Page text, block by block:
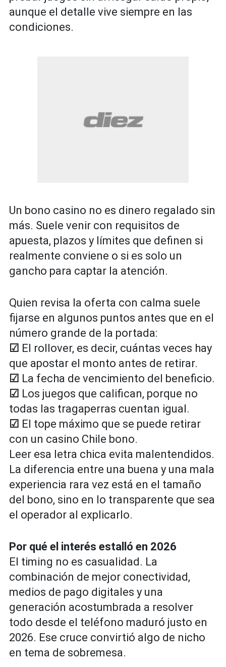
aunque el detalle vive siempre en las
condiciones.
Un bono casino no es dinero regalado sin
más. Suele venir con requisitos de
apuesta, plazos y límites que definen si
realmente conviene o si es solo un
gancho para captar la atención.
Quien revisa la oferta con calma suele
fijarse en algunos puntos antes que en el
número grande de la portada:
☑ El rollover, es decir, cuántas veces hay
que apostar el monto antes de retirar.
☑ La fecha de vencimiento del beneficio.
☑ Los juegos que califican, porque no
todas las tragaperras cuentan igual.
☑ El tope máximo que se puede retirar
con un casino Chile bono.
Leer esa letra chica evita malentendidos.
La diferencia entre una buena y una mala
experiencia rara vez está en el tamaño
del bono, sino en lo transparente que sea
el operador al explicarlo.
Por qué el interés estalló en 2026
El timing no es casualidad. La
combinación de mejor conectividad,
medios de pago digitales y una
generación acostumbrada a resolver
todo desde el teléfono maduró justo en
2026. Ese cruce convirtió algo de nicho
en tema de sobremesa.